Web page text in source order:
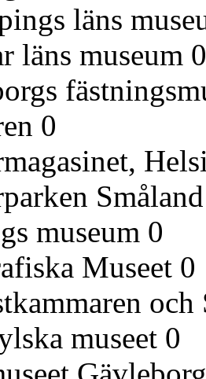
läns
läns museum 0
0
Småland
museum 0
Museet 0
och
museet 0